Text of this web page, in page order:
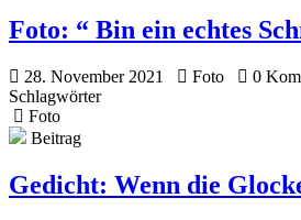
Foto: “ Bin ein echtes
28. November 2021 Foto 0
Schlagwörter
Foto
Beitrag
Gedicht: Wenn die